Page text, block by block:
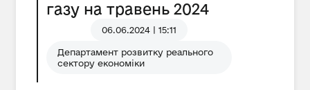
газу на травень 2024
06.06.2024 | 15:11
Департамент розвитку реального
сектору економіки